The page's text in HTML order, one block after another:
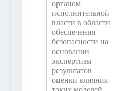
органом
исполнительной
власти в области
обеспечения
безопасности на
основании
экспертизы
результатов
оценки влияния